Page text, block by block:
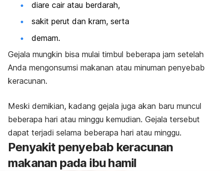
diare cair atau berdarah,
sakit perut dan kram, serta
demam.
Gejala mungkin bisa mulai timbul beberapa jam setelah
Anda mengonsumsi makanan atau minuman penyebab
keracunan.
Meski demikian, kadang gejala juga akan baru muncul
beberapa hari atau minggu kemudian. Gejala tersebut
dapat terjadi selama beberapa hari atau minggu.
Penyakit penyebab keracunan
makanan pada ibu hamil